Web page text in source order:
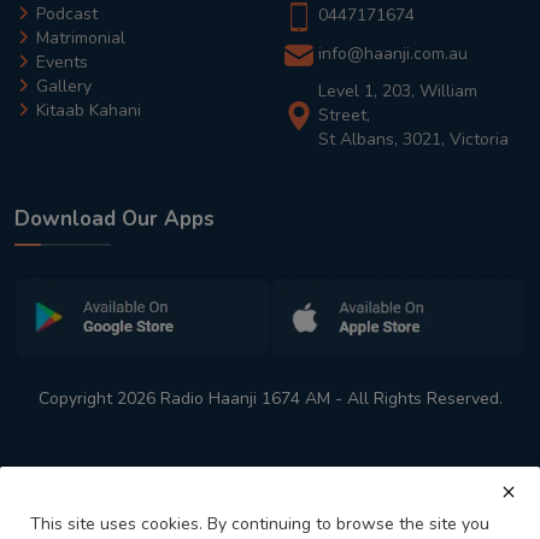
Podcast
Matrimonial
Events
Gallery
Kitaab Kahani
0447171674
info@haanji.com.au
Level 1, 203, William
Street,
St Albans, 3021, Victoria
Download Our Apps
Copyright 2026 Radio Haanji 1674 AM - All Rights Reserved.
This site uses cookies. By continuing to browse the site you